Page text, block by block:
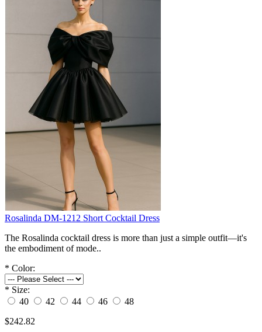
Rosalinda DM-1212 Short Cocktail Dress
The Rosalinda cocktail dress is more than just a simple outfit—it's
the embodiment of mode..
* Color:
* Size:
40
42 44 46
48
$242.82